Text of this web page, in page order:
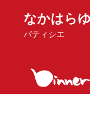
なかはら
パティシエ